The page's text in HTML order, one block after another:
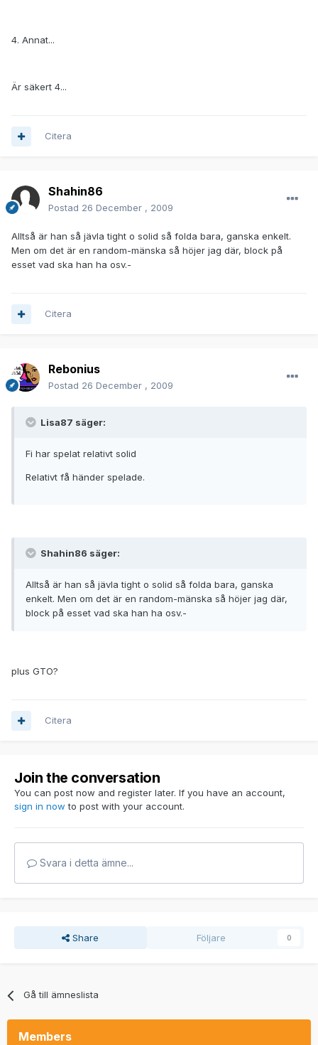
4. Annat...
Är säkert 4...
Citera
Shahin86
Postad 26 December , 2009
Alltså är han så jävla tight o solid så folda bara, ganska enkelt.
Men om det är en random-mänska så höjer jag där, block på
esset vad ska han ha osv.-
Citera
Rebonius
Postad 26 December , 2009
Lisa87 säger:
Fi har spelat relativt solid
Relativt få händer spelade.
Shahin86 säger:
Alltså är han så jävla tight o solid så folda bara, ganska
enkelt. Men om det är en random-mänska så höjer jag där,
block på esset vad ska han ha osv.-
plus GTO?
Citera
Join the conversation
You can post now and register later. If you have an account,
sign in now to post with your account.
Svara i detta ämne...
Share Följare 0
Gå till ämneslista
Members